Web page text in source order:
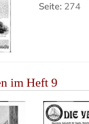
Seite: 274
im Heft 9